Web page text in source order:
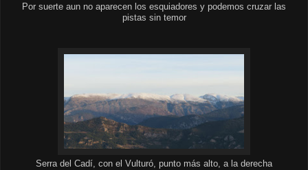
Por suerte aun no aparecen los esquiadores y podemos cruzar las
pistas sin temor
Serra del Cadí, con el Vulturó, punto más alto, a la derecha